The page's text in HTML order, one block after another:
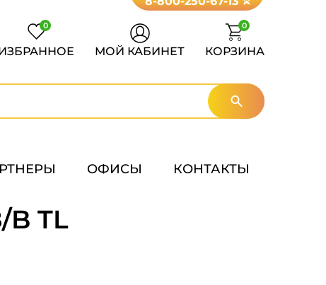
0
МОЙ КАБИНЕТ КОРЗИНА
0
ОФИСЫ КОНТАКТЫ
B TL